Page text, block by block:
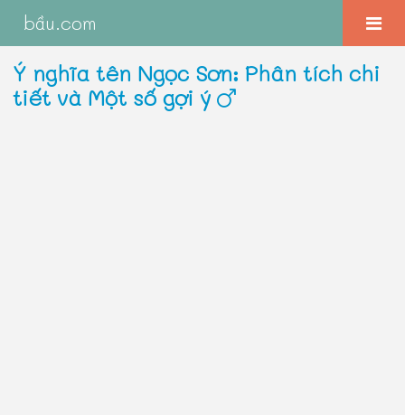
bầu.com
Ý nghĩa tên Ngọc Sơn: Phân tích chi
tiết và Một số gợi ý